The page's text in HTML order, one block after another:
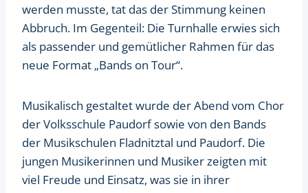
werden musste, tat das der Stimmung keinen
Abbruch. Im Gegenteil: Die Turnhalle erwies sich
als passender und gemütlicher Rahmen für das
neue Format „Bands on Tour“.
Musikalisch gestaltet wurde der Abend vom Chor
der Volksschule Paudorf sowie von den Bands
der Musikschulen Fladnitztal und Paudorf. Die
jungen Musikerinnen und Musiker zeigten mit
viel Freude und Einsatz, was sie in ihrer